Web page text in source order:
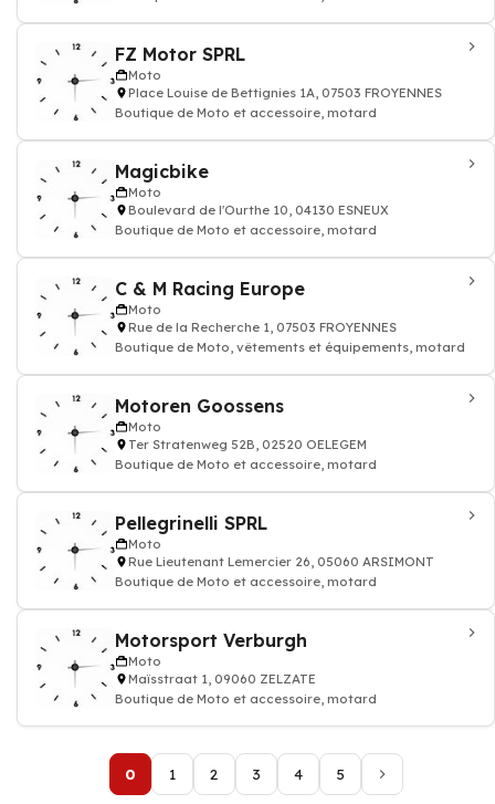
FZ Motor SPRL
Moto
Place Louise de Bettignies 1A, 07503 FROYENNES
Boutique de Moto et accessoire, motard
Magicbike
Moto
Boulevard de l'Ourthe 10, 04130 ESNEUX
Boutique de Moto et accessoire, motard
C & M Racing Europe
Moto
Rue de la Recherche 1, 07503 FROYENNES
Boutique de Moto, vêtements et équipements, motard
Motoren Goossens
Moto
Ter Stratenweg 52B, 02520 OELEGEM
Boutique de Moto et accessoire, motard
Pellegrinelli SPRL
Moto
Rue Lieutenant Lemercier 26, 05060 ARSIMONT
Boutique de Moto et accessoire, motard
Motorsport Verburgh
Moto
Maïsstraat 1, 09060 ZELZATE
Boutique de Moto et accessoire, motard
0 1 2 3 4 5